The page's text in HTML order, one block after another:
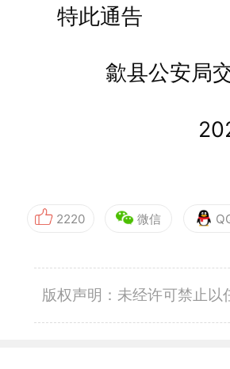
特此通告
歙县公安局交
2220 微信
版权声明：未经许可禁止以